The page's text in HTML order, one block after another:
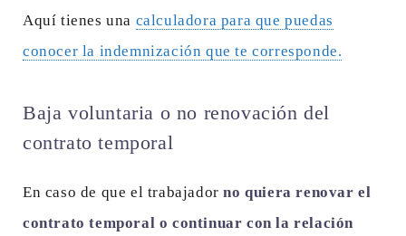
Aquí tienes una calculadora para que puedas
conocer la indemnización que te corresponde.
Baja voluntaria o no renovación del
contrato temporal
En caso de que el trabajadorno quiera renovar el
contrato temporal o continuar con la relación